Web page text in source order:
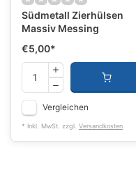
Südmetall Zierhülsen
Massiv Messing
€5,00*
Vergleichen
* Inkl. MwSt. zzgl. Versandkosten